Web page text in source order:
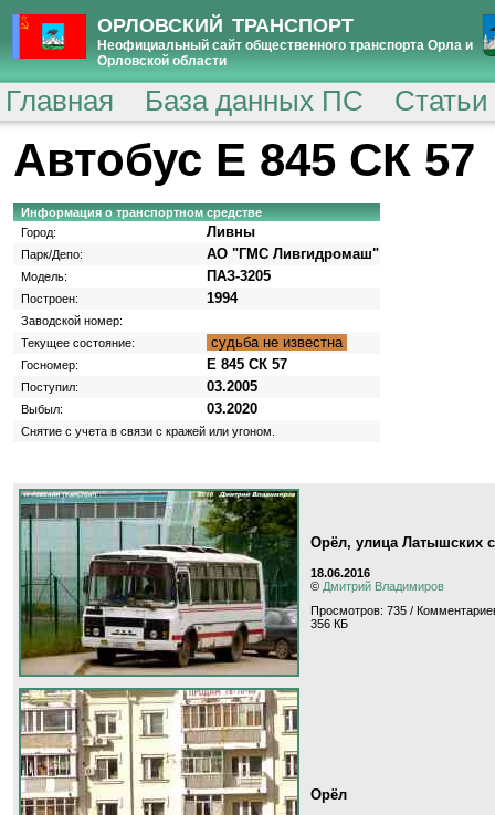
ОРЛОВСКИЙ ТРАНСПОРТ
Неофициальный сайт общественного транспорта Орла и
Орловской области
Главная База данных ПС
Автобус Е 845 СК 57
Информация о транспортном средстве
Город:
Ливны
Парк/Депо: АО "ГМС Ливгидромаш"
Модель: ПАЗ-3205
Построен: 1994
Заводской номер:
Текущее состояние:
судьба не известна
Госномер: Е 845 СК 57
Поступил: 03.2005
Выбыл: 03.2020
Снятие с учета в связи с кражей или угоном.
Орёл, улица Латышских
18.06.2016
© Дмитрий Владимиров
Просмотров: 735 /
356 КБ
Орёл